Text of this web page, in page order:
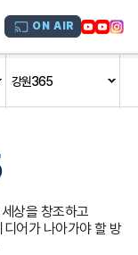
ON AIR
강원365
상을 창조하고
어가 나아가야 할 방